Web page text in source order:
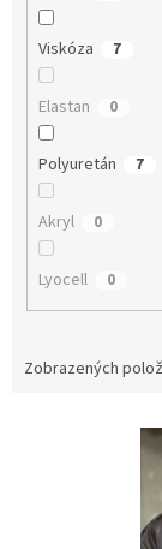
Viskóza 7
Elastan 0
Polyuretán 7
Akryl 0
Lyocell 0
Zobrazených